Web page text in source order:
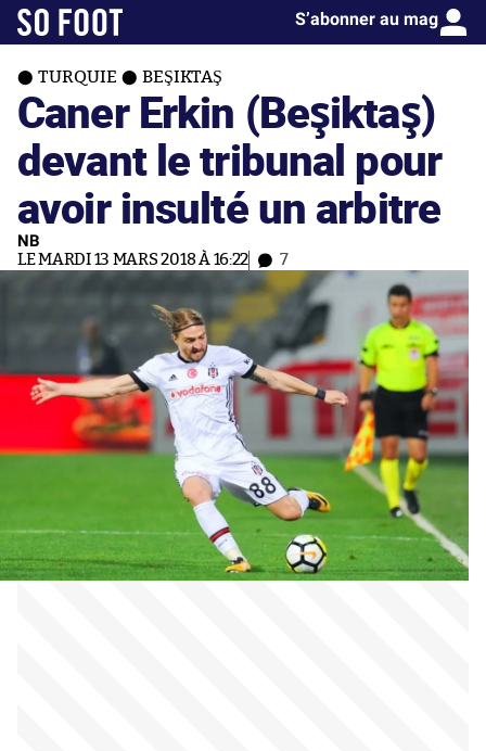
S’abonner au mag
TURQUIE BEŞIKTAŞ
Caner Erkin (Beşiktaş)
devant le tribunal pour
avoir insulté un arbitre
NB
LE MARDI 13 MARS 2018 À 16:22 7